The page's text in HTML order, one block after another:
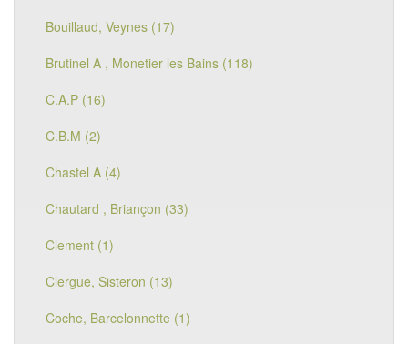
Bouillaud, Veynes (17)
Brutinel A , Monetier les Bains (118)
C.A.P (16)
C.B.M (2)
Chastel A (4)
Chautard , Briançon (33)
Clement (1)
Clergue, Sisteron (13)
Coche, Barcelonnette (1)